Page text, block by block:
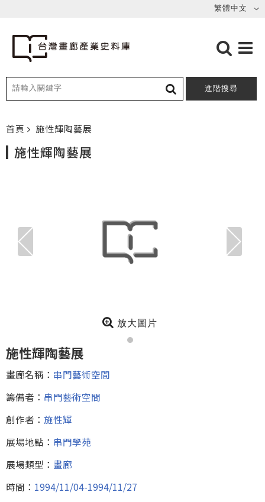
進階搜尋
首頁 施性輝陶藝展
施性輝陶藝展
放大圖片
施性輝陶藝展
畫廊名稱： 串門藝術空間
籌備者： 串門藝術空間
創作者： 施性輝
展場地點： 串門學苑
展場類型： 畫廊
時間： 1994/11/04-1994/11/27